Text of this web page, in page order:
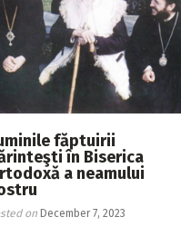
făptuirii
în Biserica
a neamului
on December 7, 2023